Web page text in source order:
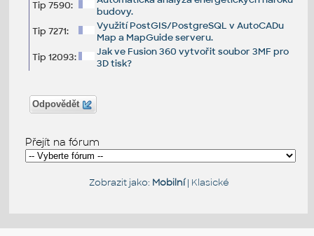
Tip 7590:
budovy.
Tip 7271:
Využití PostGIS/PostgreSQL v AutoCADu
Map a MapGuide serveru.
Tip 12093:
Jak ve Fusion 360 vytvořit soubor 3MF pro
3D tisk?
Odpovědět
Přejít na fórum
Zobrazit jako: Mobilní| Klasické